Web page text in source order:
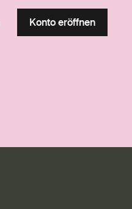
Konto eröffnen